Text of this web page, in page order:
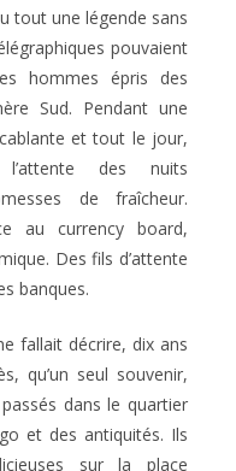
tout une légende sans
pouvaient
hommes épris des
Sud. Pendant une
et tout le jour,
des nuits
de fraîcheur.
au currency board,
Des fils d’attente
banques.
fallait décrire, dix ans
qu’un seul souvenir,
dans le quartier
et des antiquités. Ils
sur la place